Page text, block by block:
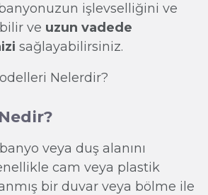
işlevselliğini ve
ve uzun vadede
sağlayabilirsiniz.
veya duş alanını
cam veya plastik
bir duvar veya bölme ile